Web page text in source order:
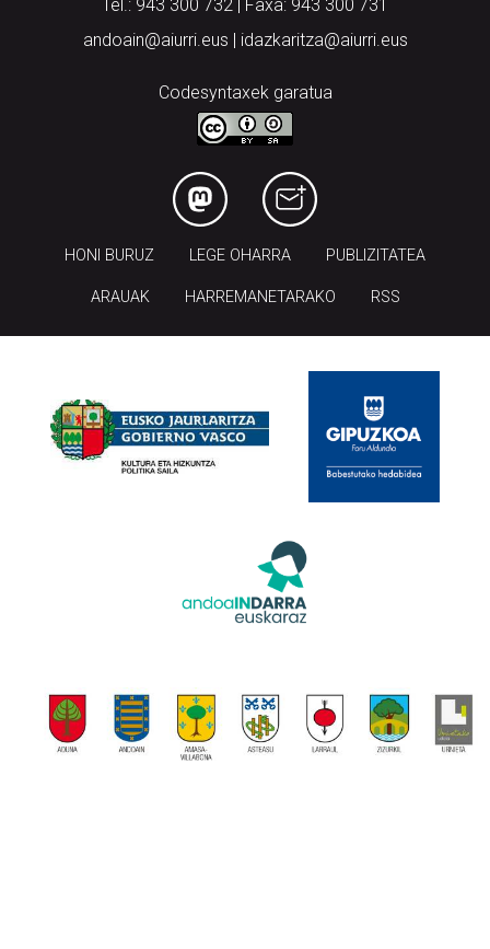
Tel.: 943 300 732 | Faxa: 943 300 731
andoain@aiurri.eus | idazkaritza@aiurri.eus
Codesyntaxek garatua
HONI BURUZ LEGE OHARRA PUBLIZITATEA
ARAUAK HARREMANETARAKO RSS